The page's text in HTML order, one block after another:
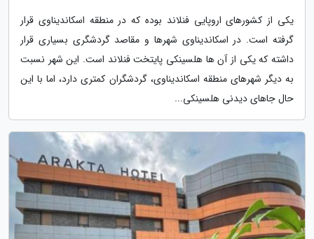
یکی از کشورهای اروپایی فنلاند بوده که در منطقه اسکاندیناوی قرار
گرفته است. در اسکاندیناوی شهرها و مقاصد گردشگری بسیاری قرار
داشته که یکی از آن ها هلسینکی پایتخت فنلاند است. این شهر نسبت
به دیگر شهرهای منطقه اسکاندیناوی، گردشگران کمتری دارد، اما با این
حال جاهای دیدنی هلسینکی...